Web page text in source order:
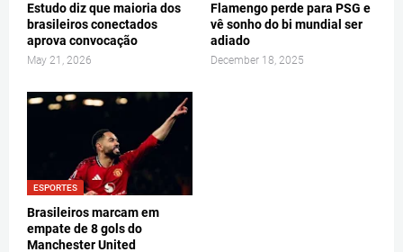
Estudo diz que maioria dos
brasileiros conectados
aprova convocação
May 21, 2026
Flamengo perde para PSG e
vê sonho do bi mundial ser
adiado
December 18, 2025
ESPORTES
Brasileiros marcam em
empate de 8 gols do
Manchester United